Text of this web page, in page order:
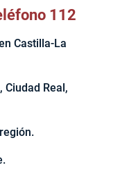
112
Castilla-La
Ciudad Real,